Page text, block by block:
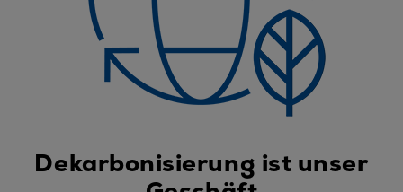
Dekarbonisierung ist unser